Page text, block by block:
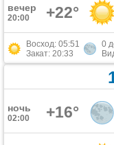
вечер
20:00 +22°
Восход: 05:51
Закат: 20:33
0
ночь
02:00 +16°